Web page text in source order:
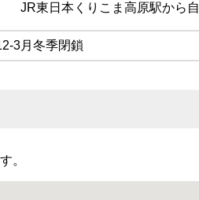
JR東日本くりこま高原駅から
3月冬季閉鎖
。